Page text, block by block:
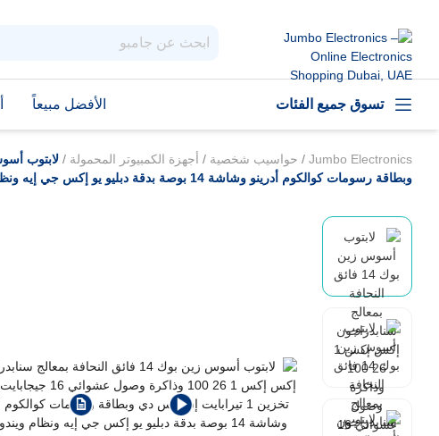
تسوق جميع الفئات الأفضل مبيعاً
Jumbo Electronics
/ حواسيب شخصية / أجهزة الكمبيوتر المحمولة /
وبطاقة رسومات كوالكوم أدرينو وشاشة 14 بوصة بدقة دبليو يو إكس جي إيه ونظام ويندوز 11 هوم باللون البيج زابريسكي